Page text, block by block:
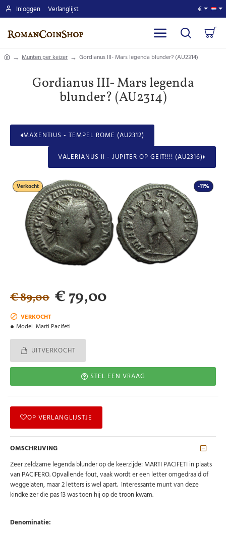
Inloggen Verlanglijst €
homeMunten per keizer Gordianus III- Mars legenda blunder? (AU2314)
Gordianus III- Mars legenda
blunder? (AU2314)
MAXENTIUS - TEMPEL ROME (AU2312)
VALERIANUS II - JUPITER OP GEIT!!!! (AU2316)
-11%
Verkocht
VERKOCHT
Model: Marti Pacifeti
€ 79,00
€ 89,00
UITVERKOCHT
STEL EEN VRAAG
OP VERLANGLIJSTJE
OMSCHRIJVING
Zeer zeldzame legenda blunder op de keerzijde: MARTI PACIFETI in plaats
van PACIFERO. Opvallende fout, vaak wordt er een letter omgedraaid of
weggelaten, maar 2 letters is wel apart. Interessante munt van deze
kindkeizer die pas 13 was toen hij op de troon kwam.
Denominatie: